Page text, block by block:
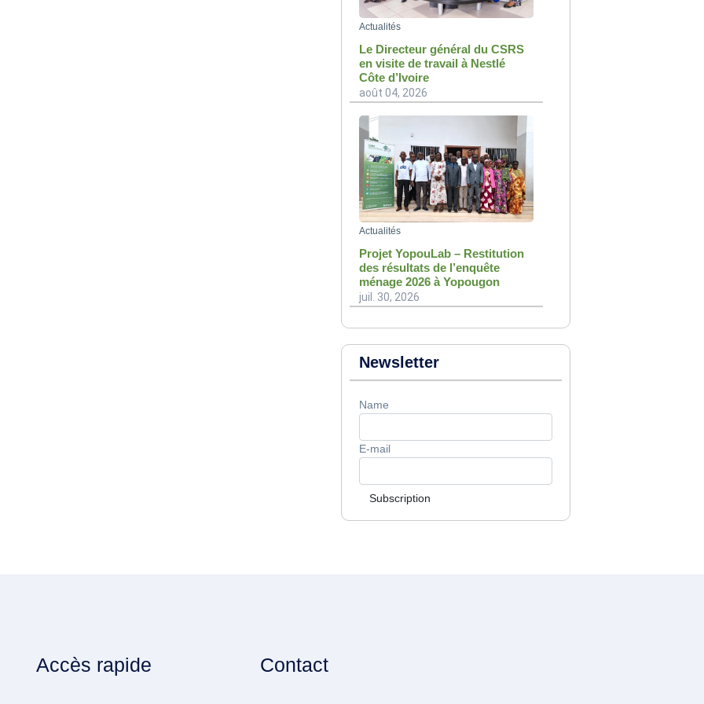
Actualités
Le Directeur général du CSRS
en visite de travail à Nestlé
Côte d’Ivoire
août 04, 2026
Actualités
Projet YopouLab – Restitution
des résultats de l’enquête
ménage 2026 à Yopougon
juil. 30, 2026
Newsletter
Name
E-mail
Subscription
Accès rapide Contact